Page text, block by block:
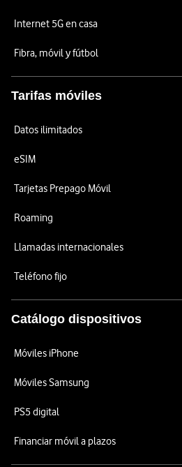
Internet 5G en casa
Fibra, móvil y fútbol
Tarifas móviles
Datos ilimitados
eSIM
Tarjetas Prepago Móvil
Roaming
Llamadas internacionales
Teléfono fijo
Catálogo dispositivos
Móviles iPhone
Móviles Samsung
PS5 digital
Financiar móvil a plazos